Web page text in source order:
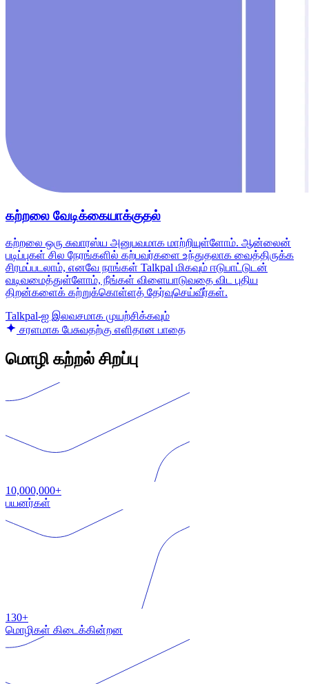
கற்றலை வேடிக்கையாக்குதல்
கற்றலை ஒரு சுவாரஸ்ய அனுபவமாக மாற்றியுள்ளோம். ஆன்லைன்
படிப்புகள் சில நேரங்களில் கற்பவர்களை உந்துதலாக வைத்திருக்க
சிரமப்படலாம், எனவே நாங்கள் Talkpal மிகவும் ஈடுபாட்டுடன்
வடிவமைத்துள்ளோம், நீங்கள் விளையாடுவதை விட புதிய
திறன்களைக் கற்றுக்கொள்ளத் தேர்வுசெய்வீர்கள்.
Talkpal-ஐ இலவசமாக முயற்சிக்கவும்
சரளமாக பேசுவதற்கு எளிதான பாதை
மொழி கற்றல் சிறப்பு
10,000,000+
பயனர்கள்
130+
மொழிகள் கிடைக்கின்றன